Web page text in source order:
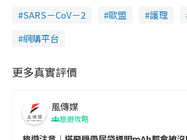
SARS－CoV－2
歐盟 護理
網購平台
更多真實評價
風傳媒
旅遊攻略